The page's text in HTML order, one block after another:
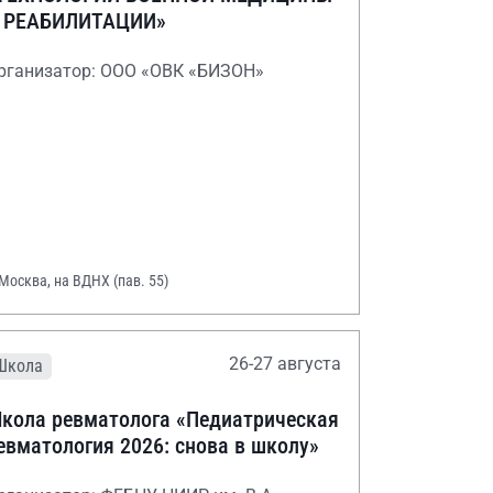
ООО «ОВК «БИЗОН»
на ВДНХ (пав. 55)
26-27 августа
ревматолога «Педиатрическая
2026: снова в школу»